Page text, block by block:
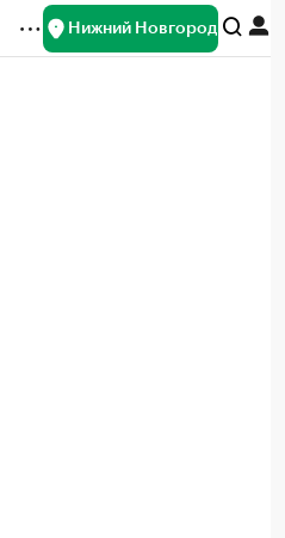
Нижний Новгород